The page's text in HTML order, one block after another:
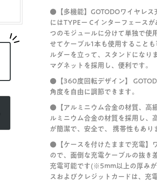
●【多機能】GOTODOワイヤレス
にはTYPEー Cインターフェース
つのモジュールに分けて単独で使
せてケーブル1本も使用すること
ルダーを立って、スタンドになり
マグネットを採用し、便利です。
●【360度回転デザイン】
角度を自由に調節できます。
●【アルミニウム合金の材質、高
ルミニウム合金の材質を採用し、
が簡潔で、安全で、 携帯性もあり
●【ケースを付けたままで充電】
ので、面倒な充電ケーブルの抜き
充電可能です(※5mm以上の厚み
スおよびクレジットカードは、充